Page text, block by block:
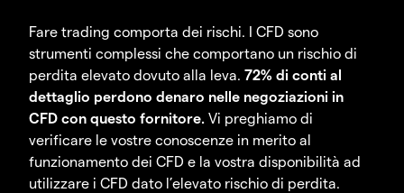
Fare trading comporta dei rischi. I CFD sono
strumenti complessi che comportano un rischio di
perdita elevato dovuto alla leva. 72% di conti al
dettaglio perdono denaro nelle negoziazioni in
CFD con questo fornitore. Vi preghiamo di
verificare le vostre conoscenze in merito al
funzionamento dei CFD e la vostra disponibilità ad
utilizzare i CFD dato l’elevato rischio di perdita.